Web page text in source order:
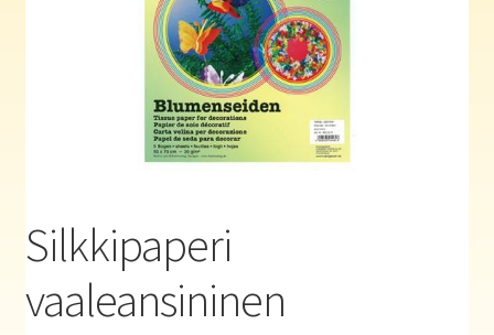
Auringon kirja- ja paperipuodit verkossa
Haluatko kirjailijaksi?
Silkkipaperi
vaaleansininen